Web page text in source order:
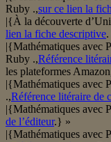
Ruby .,sur ce lien la
|{À la découverte
lien la fiche descriptive
|{Mathématiques avec
Ruby .,Référence
les plateformes
|{Mathématiques avec
.,Référence litéraire de
|{Mathématiques avec
de l’éditeur.} »
|{Mathématiques avec